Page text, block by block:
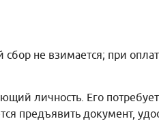
не взимается; при
личность. Его
предъявить документ,